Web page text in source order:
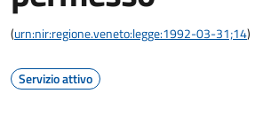
(urn:nir:regione.veneto:legge:1992-03-31;14)
Servizio attivo